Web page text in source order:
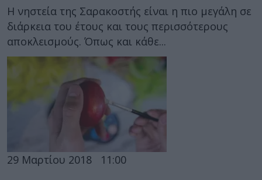
Η νηστεία της Σαρακοστής είναι η πιο μεγάλη σε
διάρκεια του έτους και τους περισσότερους
αποκλεισμούς. Όπως και κάθε...
29 Μαρτίου 2018 11:00